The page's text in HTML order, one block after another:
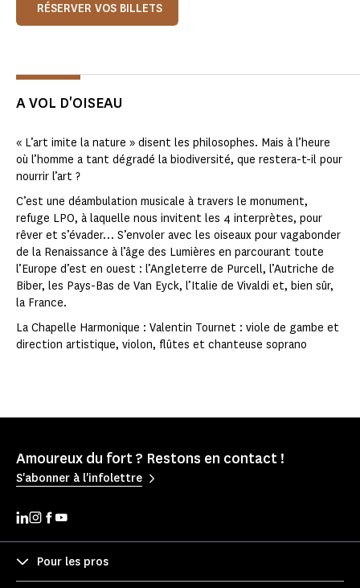
RÉSERVER VOS BILLETS
A VOL D'OISEAU
« L’art imite la nature » disent les philosophes. Mais à l’heure
où l’homme a tant dégradé la biodiversité, que restera-t-il pour
nourrir l’art ?
C’est une déambulation musicale à travers le monument,
refuge LPO, à laquelle nous invitent les 4 interprètes, pour
rêver et s’évader… S’envoler avec les oiseaux pour vagabonder
de la Renaissance à l’âge des Lumières en parcourant toute
l’Europe d’est en ouest : l’Angleterre de Purcell, l’Autriche de
Biber, les Pays-Bas de Van Eyck, l’Italie de Vivaldi et, bien sûr,
la France.
La Chapelle Harmonique : Valentin Tournet : viole de gambe et
direction artistique, violon, flûtes et chanteuse soprano
Amoureux du fort ? Restons en contact !
S'abonner à l'infolettre
Pour les pros